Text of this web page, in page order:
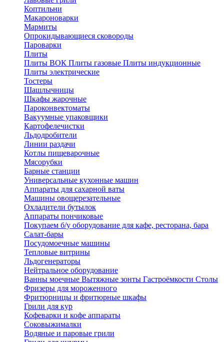
Коптильни
Макароноварки
Мармиты
Опрокидывающиеся сковороды
Пароварки
Плиты
Плиты ВОК Плиты газовые Плиты индукционные
Плиты электричеcкие
Тостеры
Шашлычницы
Шкафы жарочные
Пароконвектоматы
Вакуумные упаковщики
Картофелечистки
Льдодробители
Линии раздачи
Котлы пищеварочные
Мясорубки
Барные станции
Универсальные кухонные машин
Аппараты для сахарной ваты
Машины овощерезательные
Охладители бутылок
Аппараты пончиковые
Покупаем б/у оборудование для кафе, ресторана, бара
Салат-бары
Посудомоечные машины
Тепловые витрины
Льдогенераторы
Нейтральное оборудование
Ванны моечные Вытяжные зонты Гастроёмкости Столы
Фризеры для мороженного
Фритюрницы и фритюрные шкафы
Грили для кур
Кофеварки и кофе аппараты
Соковыжималки
Водяные и паровые грили